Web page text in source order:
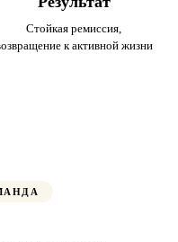
Стойкая ремиссия,
к активной жизни